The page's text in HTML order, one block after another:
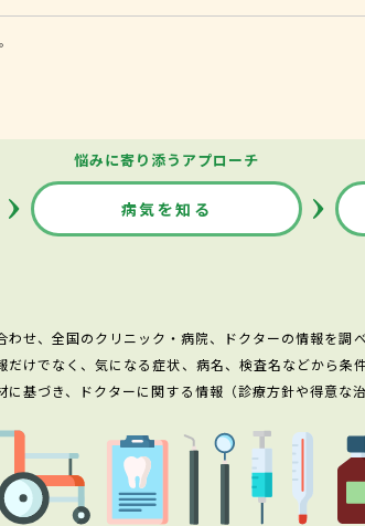
悩みに寄り添うアプローチ
病気を知る
せ、全国のクリニック・病院、ドクターの情報を調
けでなく、気になる症状、病名、検査名などから条
基づき、ドクターに関する情報（診療方針や得意な